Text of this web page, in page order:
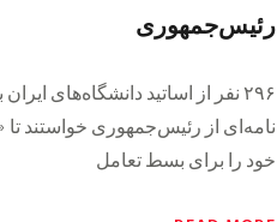
رئيس‌جمهوری
۲۹۶ نفر از اساتید دانشگاه‌های ایران
نامه‌ای از رئیس‌جمهوری خواستند
خود را برای بسط تعامل